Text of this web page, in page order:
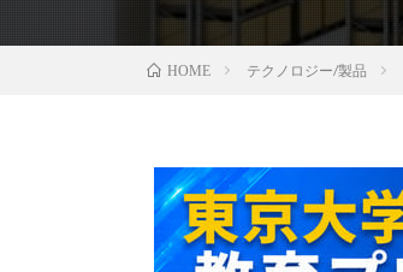
HOME テクノロジー/製品